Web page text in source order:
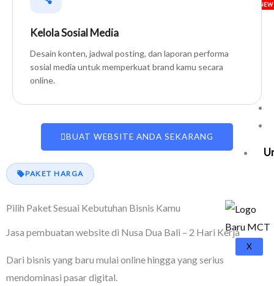
NEW
X
Kelola Sosial Media
Desain konten, jadwal posting, dan laporan performa
sosial media untuk memperkuat brand kamu secara
online.
BUAT WEBSITE ANDA SEKARANG
PAKET HARGA
Pilih Paket Sesuai Kebutuhan Bisnis Kamu
Jasa pembuatan website di Nusa Dua Bali – 2 Hari Kerja
Dari bisnis yang baru mulai online hingga yang serius
mendominasi pasar digital.